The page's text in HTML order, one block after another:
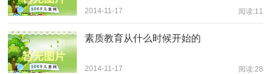
2014-11-17 阅读:11
素质教育从什么时候开始的
2014-11-17 阅读:28